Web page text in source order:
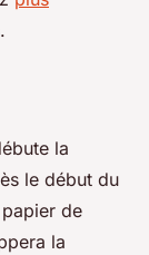
la
le début du
de
la